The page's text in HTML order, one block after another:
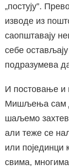
„постују”.
изводе из
саопштавају
себе
подразумева
И постовање и
Мишљења сам
шаљемо
али теже се
или појединци
свима,